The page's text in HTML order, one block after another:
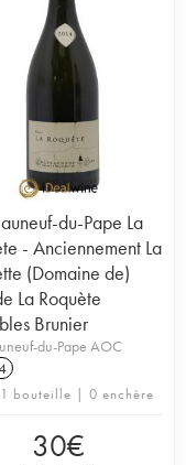
du-Pape La
- Anciennement La
(Domaine de)
La Roquète
Brunier
du-Pape AOC
bouteille | 0 enchère
30€